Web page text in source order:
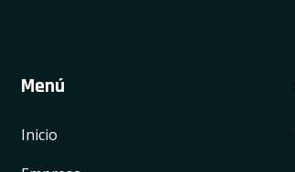
Menú
Inicio